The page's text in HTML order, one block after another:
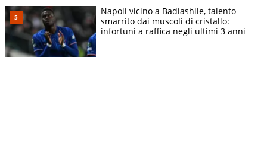
Napoli vicino a Badiashile, talento
smarrito dai muscoli di cristallo:
infortuni a raffica negli ultimi 3 anni